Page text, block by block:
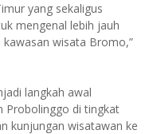
yang sekaligus
mengenal lebih jauh
wisata Bromo,”
langkah awal
Probolinggo di tingkat
kunjungan wisatawan ke